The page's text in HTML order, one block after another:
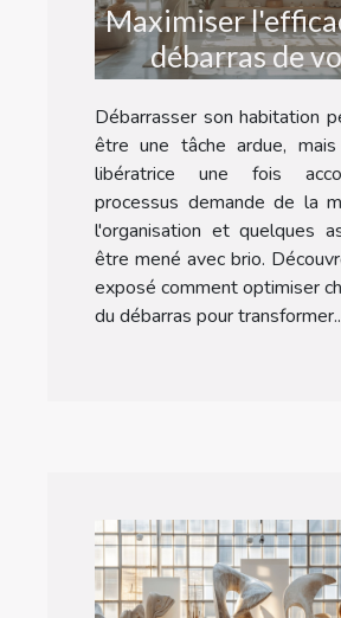
Maximiser
débarras de
habitation :
astuces
Débarrasser son habitation
être une tâche ardue,
libératrice une fois
processus demande de la
l'organisation et quelques
être mené avec brio.
exposé comment optimiser
du débarras pour